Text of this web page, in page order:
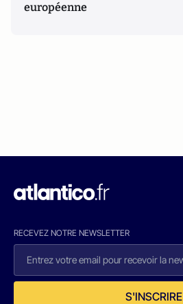
européenne
RECEVEZ NOTRE NEWSLETTER
S'INSCRIRE